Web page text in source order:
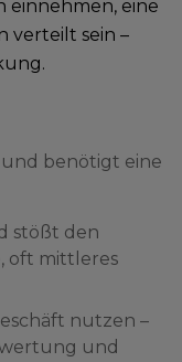
einnehmen, eine
verteilt sein –
benötigt eine
stößt den
oft mittleres
nutzen –
und